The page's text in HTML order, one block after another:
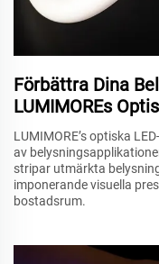
Förbättra Dina
LUMIMOREs
LUMIMORE’s optiska
av
stripar utmärkta
imponerande visuella
bostadsrum.